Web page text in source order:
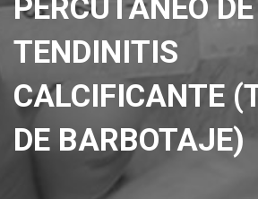
PERCUTÁNEO
TENDINITIS
CALCIFICANTE
DE BARBOTAJE)